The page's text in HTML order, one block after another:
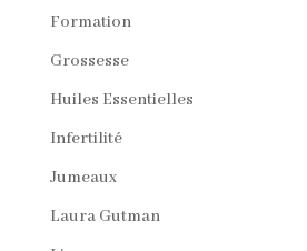
Formation
Grossesse
Huiles Essentielles
Infertilité
Jumeaux
Laura Gutman